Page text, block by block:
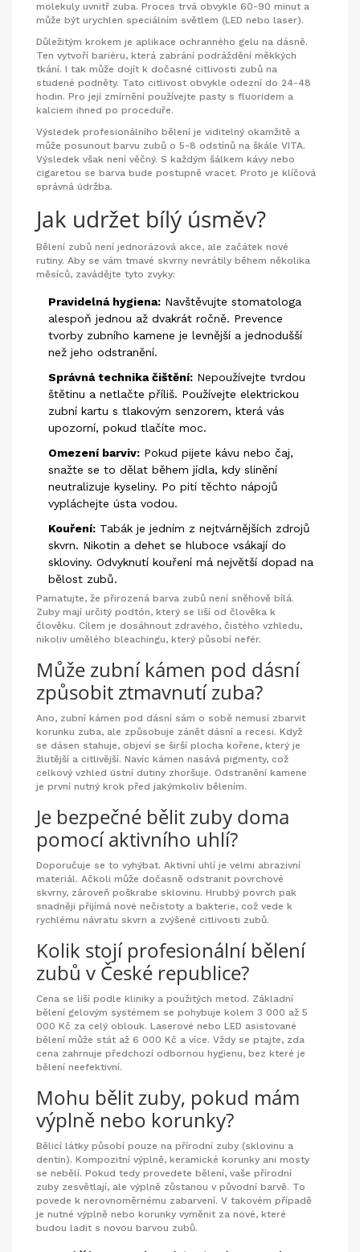
molekuly uvnitř zuba. Proces trvá obvykle 60-90 minut a
může být urychlen speciálním světlem (LED nebo laser).
Důležitým krokem je aplikace ochranného gelu na dásně.
Ten vytvoří bariéru, která zabrání podráždění měkkých
tkání. I tak může dojít k dočasné citlivosti zubů na
studené podněty. Tato citlivost obvykle odezní do 24-48
hodin. Pro její zmírnění používejte pasty s fluoridem a
kalciem ihned po proceduře.
Výsledek profesionálního bělení je viditelný okamžitě a
může posunout barvu zubů o 5-8 odstínů na škále VITA.
Výsledek však není věčný. S každým šálkem kávy nebo
cigaretou se barva bude postupně vracet. Proto je klíčová
správná údržba.
Jak udržet bílý úsměv?
Bělení zubů není jednorázová akce, ale začátek nové
rutiny. Aby se vám tmavé skvrny nevrátily během několika
měsíců, zavádějte tyto zvyky:
Pravidelná hygiena: Navštěvujte stomatologa
alespoň jednou až dvakrát ročně. Prevence
tvorby zubního kamene je levnější a jednodušší
než jeho odstranění.
Správná technika čištění: Nepoužívejte tvrdou
štětinu a netlačte příliš. Používejte elektrickou
zubní kartu s tlakovým senzorem, která vás
upozorní, pokud tlačíte moc.
Omezení barviv: Pokud pijete kávu nebo čaj,
snažte se to dělat během jídla, kdy slinění
neutralizuje kyseliny. Po pití těchto nápojů
vypláchejte ústa vodou.
Kouření: Tabák je jedním z nejtvárnějších zdrojů
skvrn. Nikotin a dehet se hluboce vsákají do
skloviny. Odvyknutí kouření má největší dopad na
bělost zubů.
Pamatujte, že přirozená barva zubů není sněhově bílá.
Zuby mají určitý podtón, který se liší od člověka k
člověku. Cílem je dosáhnout zdravého, čistého vzhledu,
nikoliv umělého bleachingu, který působí nefér.
Může zubní kámen pod dásní
způsobit ztmavnutí zuba?
Ano, zubní kámen pod dásní sám o sobě nemusí zbarvit
korunku zuba, ale způsobuje zánět dásní a recesi. Když
se dásen stahuje, objeví se širší plocha kořene, který je
žlutější a citlivější. Navíc kámen nasává pigmenty, což
celkový vzhled ústní dutiny zhoršuje. Odstranění kamene
je první nutný krok před jakýmkoliv bělením.
Je bezpečné bělit zuby doma
pomocí aktivního uhlí?
Doporučuje se to vyhýbat. Aktivní uhlí je velmi abrazivní
materiál. Ačkoli může dočasně odstranit povrchové
skvrny, zároveň poškrabe sklovinu. Hrubbý povrch pak
snadněji přijímá nové nečistoty a bakterie, což vede k
rychlému návratu skvrn a zvýšené citlivosti zubů.
Kolik stojí profesionální bělení
zubů v České republice?
Cena se liší podle kliniky a použitých metod. Základní
bělení gelovým systémem se pohybuje kolem 3 000 až 5
000 Kč za celý oblouk. Laserové nebo LED asistované
bělení může stát až 6 000 Kč a více. Vždy se ptajte, zda
cena zahrnuje předchozí odbornou hygienu, bez které je
bělení neefektivní.
Mohu bělit zuby, pokud mám
výplně nebo korunky?
Bělicí látky působí pouze na přírodní zuby (sklovinu a
dentin). Kompozitní výplně, keramické korunky ani mosty
se nebělí. Pokud tedy provedete bělení, vaše přírodní
zuby zesvětlají, ale výplně zůstanou v původní barvě. To
povede k nerovnoměrnému zabarvení. V takovém případě
je nutné výplně nebo korunky vyměnit za nové, které
budou ladit s novou barvou zubů.